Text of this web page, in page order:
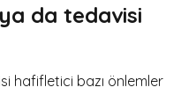
da tedavisi
hafifletici bazı önlemler